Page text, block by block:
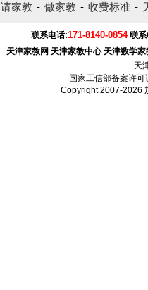
请家教 - 做家教 - 收费标准 -
联系电话:171-8140-0854 联
天津家教网 天津家教中心 天津数学家
天
国家工信部备案许可
Copyright 2007-2026